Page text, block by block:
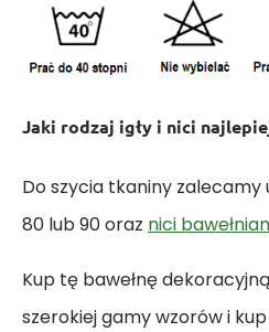
Jaki rodzaj igły i nici
Do szycia tkaniny zalecamy
80 lub 90 oraz nici
Kup tę bawełnę
szerokiej gamy wzorów i